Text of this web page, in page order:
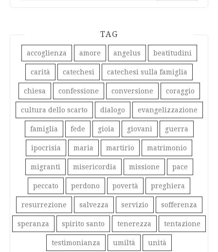
TAG
accoglienza amore angelus beatitudini
carità catechesi catechesi sulla famiglia
chiesa confessione conversione coraggio
cultura dello scarto dialogo evangelizzazione
famiglia fede gioia giovani guerra
ipocrisia maria martirio matrimonio
migranti misericordia missione pace
peccato perdono povertà preghiera
resurrezione salvezza servizio sofferenza
speranza spirito santo tenerezza tentazione
testimonianza umiltà unità